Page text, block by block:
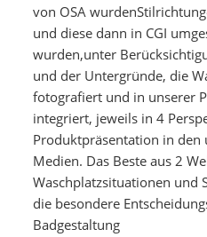
von OSA
und diese dann in CGI
wurden,unter
und der Untergründe, die
fotografiert und in unserer
integriert, jeweils in 4
Produktpräsentation in den
Medien. Das Beste aus 2
Waschplatzsituationen und
die besondere
Badgestaltung